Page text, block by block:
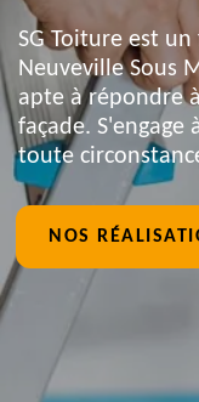
SG Toiture est
Neuveville Sous
apte à répondre
façade.
toute
NOS